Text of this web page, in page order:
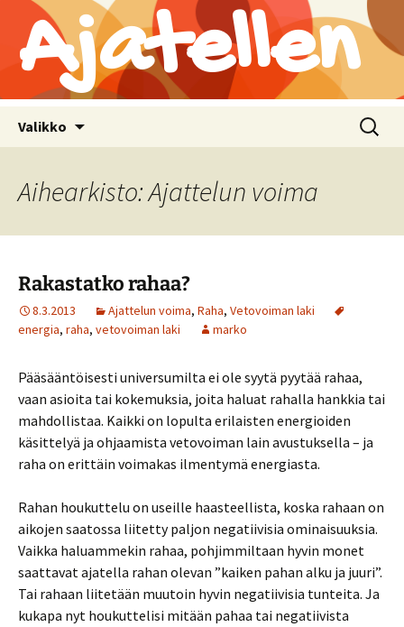
Ajatellen
Valikko Haku:
Aihearkisto: Ajattelun voima
Rakastatko rahaa?
8.3.2013 Ajattelun voima, Raha, Vetovoiman laki
energia, raha, vetovoiman laki marko
Pääsääntöisesti universumilta ei ole syytä pyytää rahaa,
vaan asioita tai kokemuksia, joita haluat rahalla hankkia tai
mahdollistaa. Kaikki on lopulta erilaisten energioiden
käsittelyä ja ohjaamista vetovoiman lain avustuksella – ja
raha on erittäin voimakas ilmentymä energiasta.
Rahan houkuttelu on useille haasteellista, koska rahaan on
aikojen saatossa liitetty paljon negatiivisia ominaisuuksia.
Vaikka haluammekin rahaa, pohjimmiltaan hyvin monet
saattavat ajatella rahan olevan ”kaiken pahan alku ja juuri”.
Tai rahaan liitetään muutoin hyvin negatiivisia tunteita. Ja
kukapa nyt houkuttelisi mitään pahaa tai negatiivista